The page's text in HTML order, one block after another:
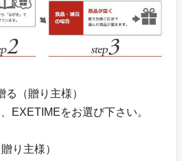
（贈り主様）
EXETIMEをお選び下さい。
り主様）